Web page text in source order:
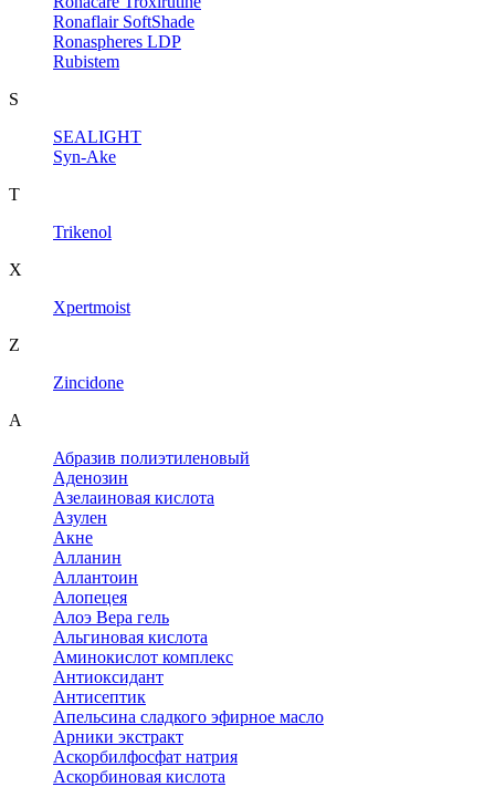
Ronaflair SoftShade
Ronaspheres LDP
Rubistem
S
SEALIGHT
Syn-Ake
T
Trikenol
X
Xpertmoist
Z
Zincidone
А
Абразив полиэтиленовый
Аденозин
Азелаиновая кислота
Азулен
Акне
Алланин
Аллантоин
Алопецея
Алоэ Вера гель
Альгиновая кислота
Аминокислот комплекс
Антиоксидант
Антисептик
Апельсина сладкого эфирное масло
Арники экстракт
Аскорбилфосфат натрия
Аскорбиновая кислота